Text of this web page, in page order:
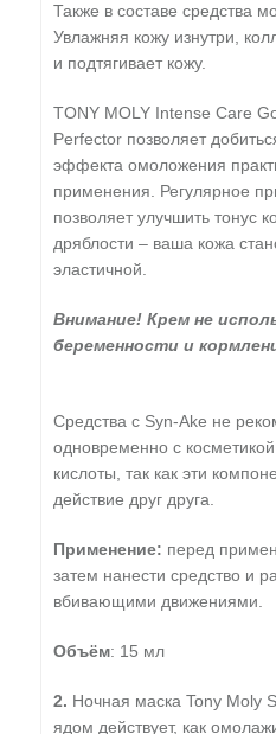
Также в составе средства
Увлажняя кожу изнутри,
и подтягивает кожу.
TONY MOLY Intense Care
Perfector позволяет
эффекта омоложения
применения. Регулярное
позволяет улучшить тонус
дряблости – ваша кожа
эластичной.
Внимание! Крем не
беременности и
Средства с Syn-Ake не
одновременно с
кислоты, так как эти
действие друг друга.
Применение: перед
затем нанести средство и
вбивающими движениями.
Объём: 15 мл
2. Ночная маска Tony Moly
ядом действует, как